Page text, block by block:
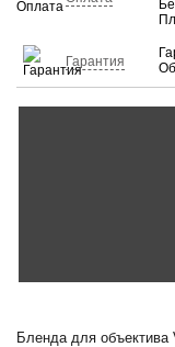
Гарантия
Бленда для объектива